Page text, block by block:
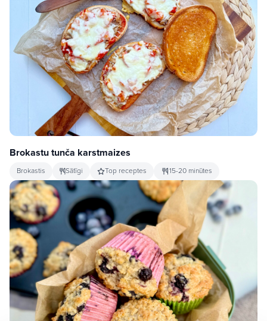
Brokastu tunča karstmaizes
Brokastis Sātīgi Top receptes 15-20 minūtes